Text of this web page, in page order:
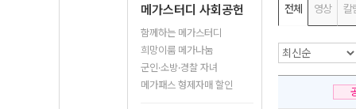
메가스터디 사회공헌
함께하는 메가스터디
희망이룸 메가나눔
군인·소방·경찰 자녀
메가패스 형제자매 할인
전체 영상 칼